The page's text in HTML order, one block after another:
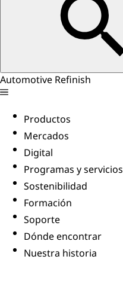
Automotive Refinish
Productos
Mercados
Digital
Programas y servicios
Sostenibilidad
Formación
Soporte
Dónde encontrar
Nuestra historia